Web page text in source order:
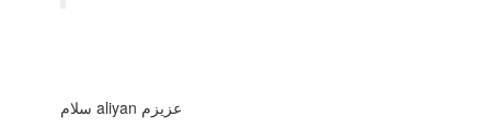
سلام aliyan عزیزم